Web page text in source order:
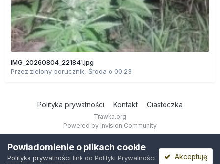
IMG_20260804_221841.jpg
Przez zielony_porucznik, Środa o 00:23
Polityka prywatności Kontakt Ciasteczka
Trawka.org
Powered by Invision Community
Powiadomienie o plikach cookie
Polityka prywatności link do Polityki Prywatności
Akceptuję